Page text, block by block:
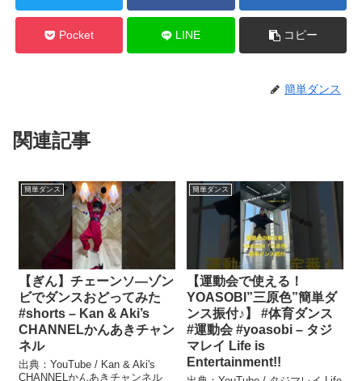
Pocket LINE コピー
簡単ダンス
関連記事
簡単ダンス
【ぎん】チェーンソ―ゾン
ビでダンスおどってみた
#shorts – Kan & Aki’s
CHANNELかんあきチャン
ネル
出典：YouTube / Kan & Aki's
CHANNELかんあきチャンネル
簡単ダンス
【運動会で使える！
YOASOBI”三原色”簡単ダ
ンス振付♪】 #体育ダンス
#運動会 #yoasobi – タジ
マレイ Life is
Entertainment!!